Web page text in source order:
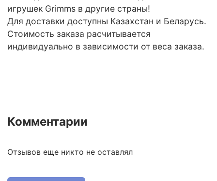
игрушек Grimms в другие страны!
Для доставки доступны Казахстан и Беларусь.
Стоимость заказа расчитывается
индивидуально в зависимости от веса заказа.
Комментарии
Отзывов еще никто не оставлял